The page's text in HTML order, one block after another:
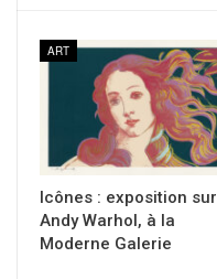
ART
Icônes : exposition sur
Andy Warhol, à la
Moderne Galerie